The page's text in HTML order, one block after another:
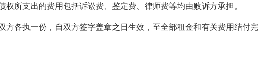
权所支出的费用包括诉讼费、鉴定费、律师费等均由败诉方承担。
方各执一份，自双方签字盖章之日生效，至全部租金和有关费用结付完